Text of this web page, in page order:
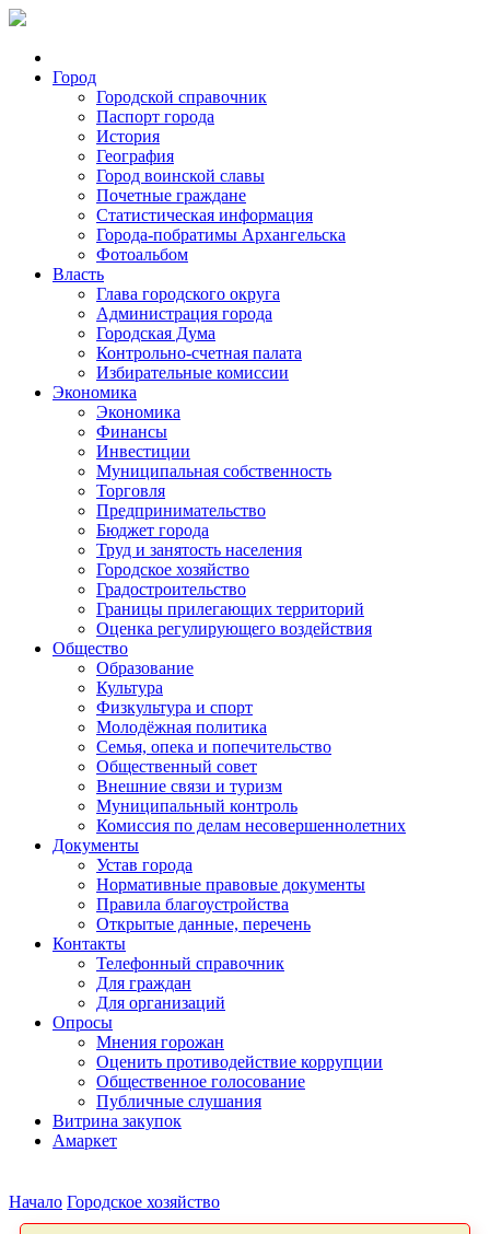
Город
Городской справочник
Паспорт города
История
География
Город воинской славы
Почетные граждане
Статистическая информация
Города-побратимы Архангельска
Фотоальбом
Власть
Глава городского округа
Администрация города
Городская Дума
Контрольно-счетная палата
Избирательные комиссии
Экономика
Экономика
Финансы
Инвестиции
Муниципальная собственность
Торговля
Предпринимательство
Бюджет города
Труд и занятость населения
Городское хозяйство
Градостроительство
Границы прилегающих территорий
Оценка регулирующего воздействия
Общество
Образование
Культура
Физкультура и спорт
Молодёжная политика
Семья, опека и попечительство
Общественный совет
Внешние связи и туризм
Муниципальный контроль
Комиссия по делам несовершеннолетних
Документы
Устав города
Нормативные правовые документы
Правила благоустройства
Открытые данные, перечень
Контакты
Телефонный справочник
Для граждан
Для организаций
Опросы
Мнения горожан
Оценить противодействие коррупции
Общественное голосование
Публичные слушания
Витрина закупок
Амаркет
Начало Городское хозяйство